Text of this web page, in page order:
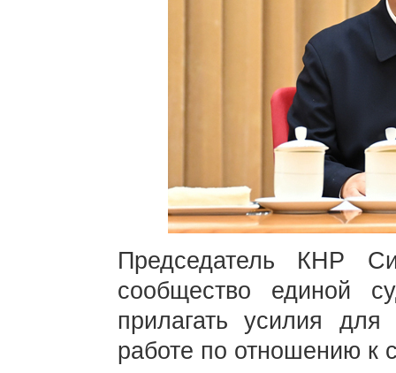
Председатель КНР
сообщество единой
прилагать усилия для
работе по отношению к